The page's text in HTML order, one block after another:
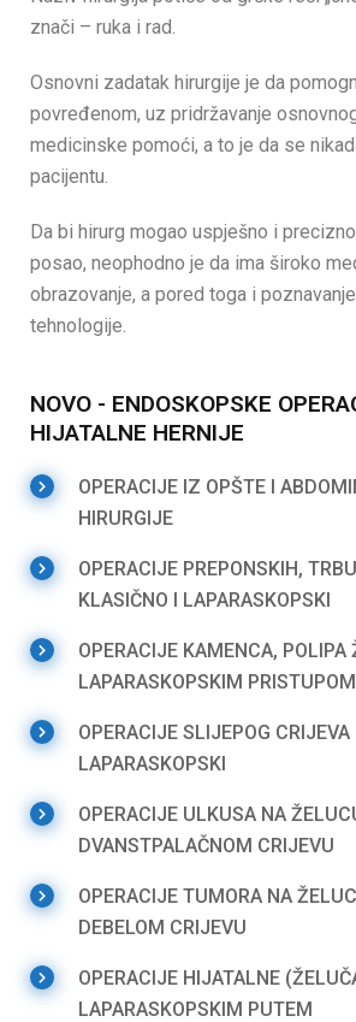
znači – ruka i rad.
Osnovni zadatak hirurgije je da
povređenom, uz pridržavanje
medicinske pomoći, a to je da se
pacijentu.
Da bi hirurg mogao uspješno i
posao, neophodno je da ima široko
obrazovanje, a pored toga i
tehnologije.
NOVO - ENDOSKOPSKE
HIJATALNE HERNIJE
OPERACIJE IZ OPŠTE I
HIRURGIJE
OPERACIJE PREPONSKIH,
KLASIČNO I LAPARASKOPSKI
OPERACIJE KAMENCA, POLIPA
LAPARASKOPSKIM PRISTUPOM
OPERACIJE SLIJEPOG CRIJEVA
LAPARASKOPSKI
OPERACIJE ULKUSA NA
DVANSTPALAČNOM CRIJEVU
OPERACIJE TUMORA NA
DEBELOM CRIJEVU
OPERACIJE HIJATALNE
LAPARASKOPSKIM PUTEM